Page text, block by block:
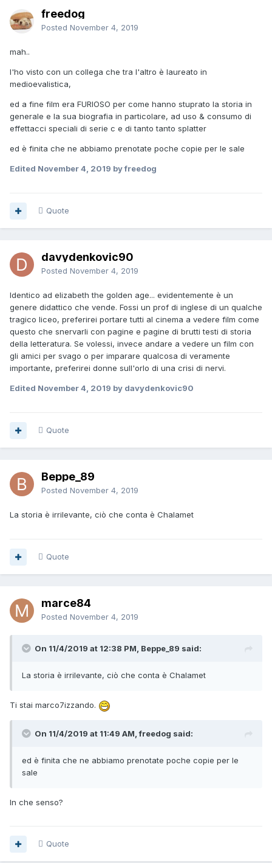
freedog
Posted November 4, 2019
mah..
l'ho visto con un collega che tra l'altro è laureato in
medioevalistica,
ed a fine film era FURIOSO per come hanno stuprato la storia in
generale e la sua biografia in particolare, ad uso & consumo di
effettacci speciali di serie c e di tanto tanto splatter
ed è finita che ne abbiamo prenotate poche copie per le sale
Edited November 4, 2019 by freedog
Quote
davydenkovic90
Posted November 4, 2019
Identico ad elizabeth the golden age... evidentemente è un
genere didattico che vende. Fossi un prof di inglese di un qualche
tragico liceo, preferirei portare tutti al cinema a vedere film come
questo che snervarli con pagine e pagine di brutti testi di storia
della letteratura. Se volessi, invece andare a vedere un film con
gli amici per svago o per imparare qualcosa di veramente
importante, preferirei donne sull'orlo di una crisi di nervi.
Edited November 4, 2019 by davydenkovic90
Quote
Beppe_89
Posted November 4, 2019
La storia è irrilevante, ciò che conta è Chalamet
Quote
marce84
Posted November 4, 2019
On 11/4/2019 at 12:38 PM, Beppe_89 said:
La storia è irrilevante, ciò che conta è Chalamet
Ti stai marco7izzando.
On 11/4/2019 at 11:49 AM, freedog said:
ed è finita che ne abbiamo prenotate poche copie per le
sale
In che senso?
Quote